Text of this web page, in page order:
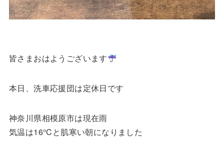
皆さまおはようございます
本日、洗車応援団は定休日です
神奈川県相模原市は現在雨
気温は16°Cと肌寒い朝になりました